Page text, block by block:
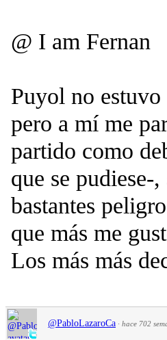
@ I am Fernan
Puyol no
pero a mí me
partido como
que se pudiese-
bastantes
que más me
Los más más
@PabloLazaroCa · hace 702